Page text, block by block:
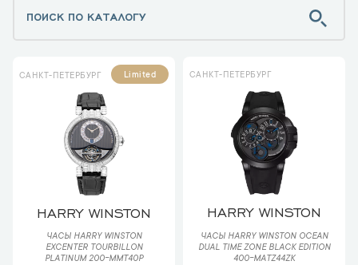
САНКТ-ПЕТЕРБУРГ Limited
HARRY WINSTON
ЧАСЫ HARRY WINSTON
EXCENTER TOURBILLON
PLATINUM 200-MMT40P
САНКТ-ПЕТЕРБУРГ
HARRY WINSTON
ЧАСЫ HARRY WINSTON OCEAN
DUAL TIME ZONE BLACK EDITION
400-MATZ44ZK